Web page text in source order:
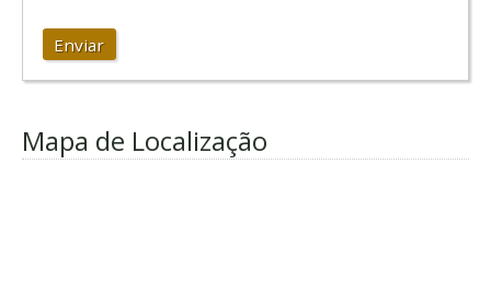
Enviar
Mapa de Localização